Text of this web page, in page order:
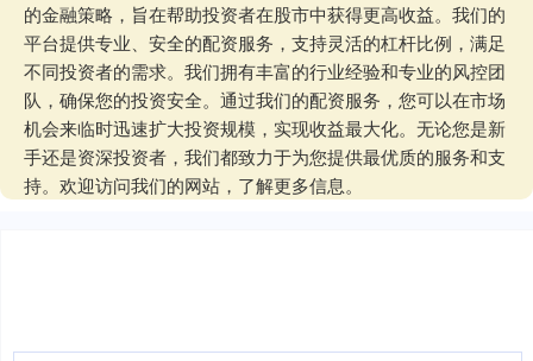
的金融策略，旨在帮助投资者在股市中获得更高收益。我们的
平台提供专业、安全的配资服务，支持灵活的杠杆比例，满足
不同投资者的需求。我们拥有丰富的行业经验和专业的风控团
队，确保您的投资安全。通过我们的配资服务，您可以在市场
机会来临时迅速扩大投资规模，实现收益最大化。无论您是新
手还是资深投资者，我们都致力于为您提供最优质的服务和支
持。欢迎访问我们的网站，了解更多信息。